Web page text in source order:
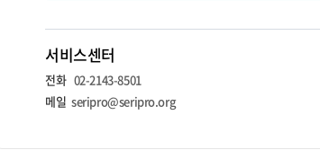
서비스센터
전화 02-2143-8501
메일 seripro@seripro.org